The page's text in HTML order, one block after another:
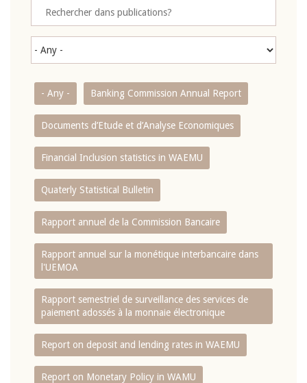
- Any - Banking Commission Annual Report
Documents d’Etude et d’Analyse Economiques
Financial Inclusion statistics in WAEMU
Quaterly Statistical Bulletin
Rapport annuel de la Commission Bancaire
Rapport annuel sur la monétique interbancaire dans
l'UEMOA
Rapport semestriel de surveillance des services de
paiement adossés à la monnaie électronique
Report on deposit and lending rates in WAEMU
Report on Monetary Policy in WAMU